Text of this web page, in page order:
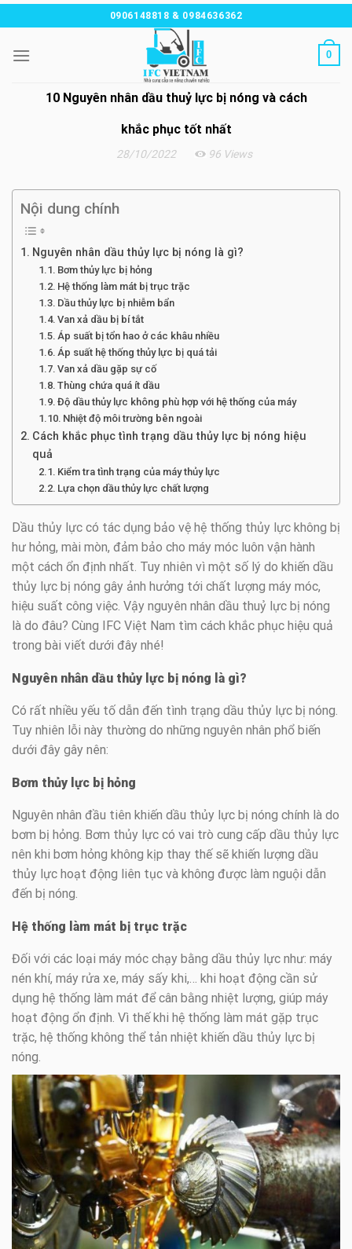
Chuyển
đến
nội
0906148818 & 0984636362
0
28/10/2022 96 Views
10 Nguyên nhân dầu thuỷ lực bị nóng và cách
khắc phục tốt nhất
Nội dung chính
Nguyên nhân dầu thủy lực bị nóng là gì?
Bơm thủy lực bị hỏng
Hệ thống làm mát bị trục trặc
Dầu thủy lực bị nhiễm bẩn
Van xả dầu bị bí tắt
Áp suất bị tổn hao ở các khâu nhiều
Áp suất hệ thống thủy lực bị quá tải
Van xả dầu gặp sự cố
Thùng chứa quá ít dầu
Độ dầu thủy lực không phù hợp với hệ thống của máy
Nhiệt độ môi trường bên ngoài
Cách khắc phục tình trạng dầu thủy lực bị nóng hiệu
quả
Kiểm tra tình trạng của máy thủy lực
Lựa chọn dầu thủy lực chất lượng
Dầu thủy lực có tác dụng bảo vệ hệ thống thủy lực không bị
hư hỏng, mài mòn, đảm bảo cho máy móc luôn vận hành
một cách ổn định nhất. Tuy nhiên vì một số lý do khiến dầu
thủy lực bị nóng gây ảnh hưởng tới chất lượng máy móc,
hiệu suất công việc. Vậy nguyên nhân dầu thuỷ lực bị nóng
là do đâu? Cùng IFC Việt Nam tìm cách khắc phục hiệu quả
trong bài viết dưới đây nhé!
Nguyên nhân dầu thủy lực bị nóng là gì?
Có rất nhiều yếu tố dẫn đến tình trạng dầu thủy lực bị nóng.
Tuy nhiên lỗi này thường do những nguyên nhân phổ biến
dưới đây gây nên:
Bơm thủy lực bị hỏng
Nguyên nhân đầu tiên khiến dầu thủy lực bị nóng chính là do
bơm bị hỏng. Bơm thủy lực có vai trò cung cấp dầu thủy lực
nên khi bơm hỏng không kịp thay thế sẽ khiến lượng dầu
thủy lực hoạt động liên tục và không được làm nguội dẫn
đến bị nóng.
Hệ thống làm mát bị trục trặc
Đối với các loại máy móc chạy bằng dầu thủy lực như: máy
nén khí, máy rửa xe, máy sấy khi,… khi hoạt động cần sử
dụng hệ thống làm mát để cân bằng nhiệt lượng, giúp máy
hoạt động ổn định. Vì thế khi hệ thống làm mát gặp trục
trặc, hệ thống không thể tản nhiệt khiến dầu thủy lực bị
nóng.